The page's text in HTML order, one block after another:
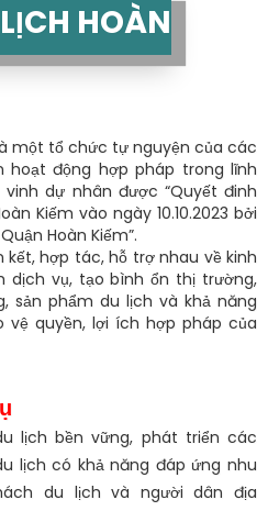
HOÀN
một tổ chức tự nguyện của các
hoạt động hợp pháp trong lĩnh
dự nhân được “Quyết đinh
Kiếm vào ngày 10.10.2023 bởi
Hoàn Kiếm”.
kết, hợp tác, hỗ trợ nhau về kinh
dịch vụ, tạo bình ổn thị trường,
sản phẩm du lịch và khả năng
vệ quyền, lợi ích hợp pháp của
lịch bền vững, phát triển các
lịch có khả năng đáp ứng nhu
du lịch và người dân địa